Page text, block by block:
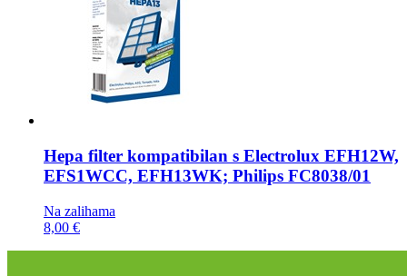
Hepa filter kompatibilan s Electrolux EFH12W,
EFS1WCC, EFH13WK; Philips FC8038/01
Na zalihama
8,00 €